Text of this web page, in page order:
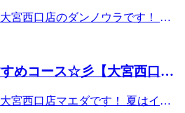
系ボディケア★肩甲骨にポイント
。筋肉をほぐすための［押す・揉
筋肉までほぐします。 30分
(税込)90分 ¥11,000 (税
単位で延長
宮西口店のダンノウラです！ 涼
きましょう！ 平日はご予約も取
夏本場もお身体循環させて整えて
さまのお越しを心よりお待ちして
受付20：30迄） ～～～～今日の
めコース☆彡【大宮西口
宮西口店マエダです！ 夏はイベ